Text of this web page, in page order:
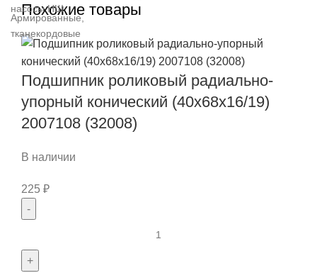
насосы НШ
Армированные,
тканекордовые
Похожие товары
Подшипник роликовый радиально-
упорный конический (40x68x16/19)
2007108 (32008)
В наличии
225 ₽
Подшипник